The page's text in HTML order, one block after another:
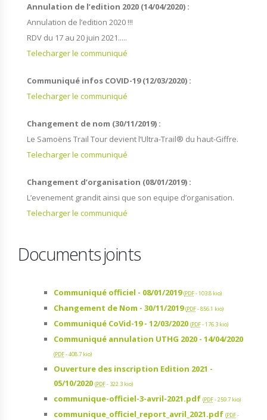
Annulation de l’edition 2020 (14/04/2020) :
Annulation de l’edition 2020 !!!
RDV du 17 au 20 juin 2021.....
Telecharger le communiqué
Communiqué infos COVID-19 (12/03/2020) :
Telecharger le communiqué
Changement de nom (30/11/2019) :
Le Samoëns Trail Tour devient l’Ultra-Trail® du haut-Giffre.
Telecharger le communiqué
Changement d’organisation (08/01/2019) :
L’evenement grandit ainsi que son equipe d’organisation.
Telecharger le communiqué
Documents joints
Communiqué officiel - 08/01/2019 (PDF-103.8 kio)
Changement de Nom - 30/11/2019 (PDF-856.1 kio)
Communiqué CoVid-19 - 12/03/2020 (PDF-176.3 kio)
Communiqué annulation UTHG 2020 - 14/04/2020
(PDF-408.7 kio)
Ouverture des inscription Edition 2021 -
05/10/2020 (PDF- 322.3 kio)
communique-officiel-3-avril-2021.pdf (PDF-259.7 kio)
communique_officiel_report_avril_2021.pdf (PDF-